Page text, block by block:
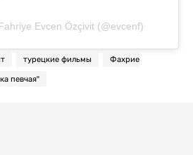
Evcen Özçivit (@evcenf)
турецкие фильмы Фахрие
певчая"